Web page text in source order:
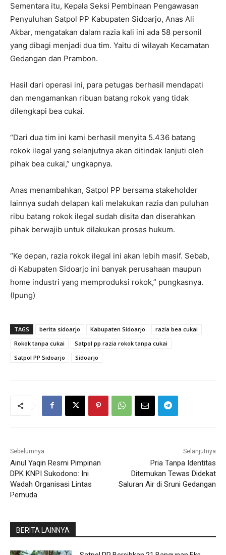
Sementara itu, Kepala Seksi Pembinaan Pengawasan
Penyuluhan Satpol PP Kabupaten Sidoarjo, Anas Ali
Akbar, mengatakan dalam razia kali ini ada 58 personil
yang dibagi menjadi dua tim. Yaitu di wilayah Kecamatan
Gedangan dan Prambon.
Hasil dari operasi ini, para petugas berhasil mendapati
dan mengamankan ribuan batang rokok yang tidak
dilengkapi bea cukai.
“Dari dua tim ini kami berhasil menyita 5.436 batang
rokok ilegal yang selanjutnya akan ditindak lanjuti oleh
pihak bea cukai,” ungkapnya.
Anas menambahkan, Satpol PP bersama stakeholder
lainnya sudah delapan kali melakukan razia dan puluhan
ribu batang rokok ilegal sudah disita dan diserahkan
pihak berwajib untuk dilakukan proses hukum.
“Ke depan, razia rokok ilegal ini akan lebih masif. Sebab,
di Kabupaten Sidoarjo ini banyak perusahaan maupun
home industri yang memproduksi rokok,” pungkasnya.
(Ipung)
TAGS berita sidoarjo Kabupaten Sidoarjo
razia bea cukai
Rokok tanpa cukai
Satpol pp razia rokok tanpa cukai
Satpol PP Sidoarjo
Sidoarjo
Sebelumnya
Ainul Yaqin Resmi Pimpinan
DPK KNPI Sukodono: Ini
Wadah Organisasi Lintas
Pemuda
Selanjutnya
Pria Tanpa Identitas
Ditemukan Tewas Didekat
Saluran Air di Sruni Gedangan
BERITA LAINNYA